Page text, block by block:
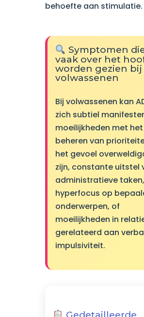
behoefte aan stimulatie.
Symptomen
vaak over het
worden gezien bij
volwassenen
Bij volwassenen kan
zich subtiel
moeilijkheden met het
beheren van
het gevoel
zijn, constante uitstel
administratieve taken,
hyperfocus op
onderwerpen, of
moeilijkheden in
gerelateerd aan
impulsiviteit.
Gedetailleerde